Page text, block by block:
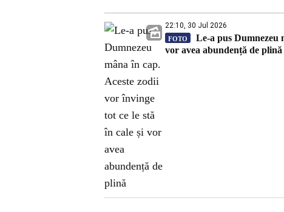
22:10, 30 Jul 2026
FOTO
Le-a pus Dumnezeu
vor avea abundență de plină